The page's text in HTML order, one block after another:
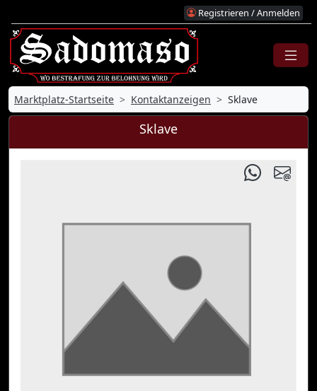
Registrieren / Anmelden
Marktplatz-Startseite Kontaktanzeigen Sklave
Sklave